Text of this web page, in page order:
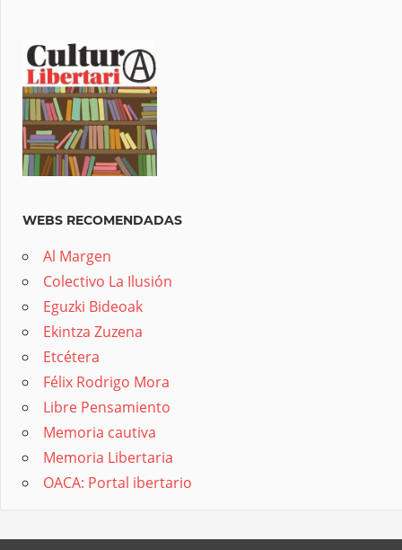
WEBS RECOMENDADAS
Al Margen
Colectivo La Ilusión
Eguzki Bideoak
Ekintza Zuzena
Etcétera
Félix Rodrigo Mora
Libre Pensamiento
Memoria cautiva
Memoria Libertaria
OACA: Portal ibertario